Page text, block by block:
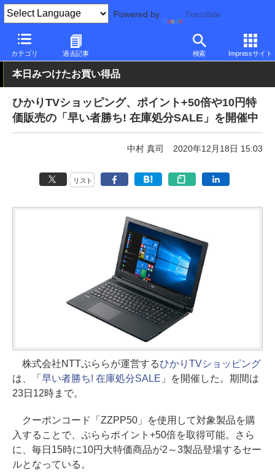
Powered by Translate
カテゴリ 過去記事 検索 Impressサイト
PC Watch パソコン/タブレット/スマートフォン ノートパソコン
本日みつけたお買い得品
ひかりTVショッピング、ポイント+50倍や10円特
価販売の「早い者勝ち! 在庫処分SALE」を開催中
中村 真司 2020年12月18日 15:03
リスト
株式会社NTTぷららが運営するひかりTVショッピング
は、「 早い者勝ち! 在庫処分SALE 」を開催した。期間は
23日12時まで。
クーポンコード「ZZPP50」を使用して対象製品を購
入することで、ぷららポイント+50倍を取得可能。さら
に、毎日15時に10円大特価商品が2～3製品登場するセー
ルとなっている。